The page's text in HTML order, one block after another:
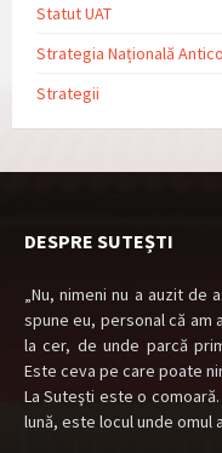
Statut UAT
Strategia Națională
Strategii
DESPRE SUTEȘTI
„Nu, nimeni nu a auzit
spune eu, personal că am
la cer, de unde parcă
Este ceva pe care poate
La Suteşti este o
lună, este locul unde omul